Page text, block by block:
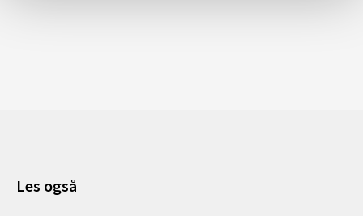
Les også